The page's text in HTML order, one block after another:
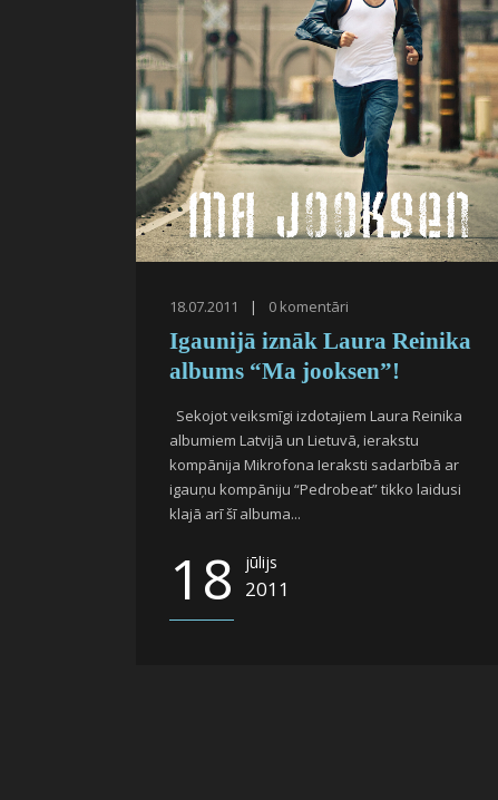
18.07.2011 | 0 komentāri
Igaunijā iznāk Laura Reinika
albums “Ma jooksen”!
Sekojot veiksmīgi izdotajiem Laura Reinika
albumiem Latvijā un Lietuvā, ierakstu
kompānija Mikrofona Ieraksti sadarbībā ar
igauņu kompāniju “Pedrobeat” tikko laidusi
klajā arī šī albuma...
18 jūlijs
2011